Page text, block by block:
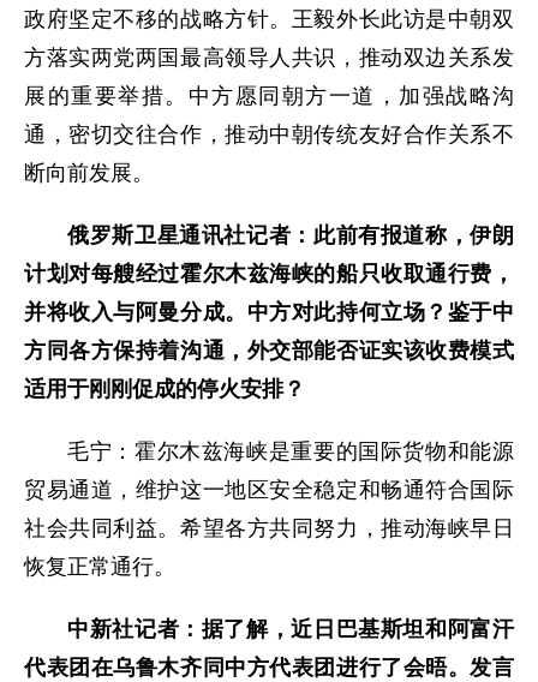
政府坚定不移的战略方针。王毅外长此访是中朝双
方落实两党两国最高领导人共识，推动双边关系发
展的重要举措。中方愿同朝方一道，加强战略沟
通，密切交往合作，推动中朝传统友好合作关系不
断向前发展。
俄罗斯卫星通讯社记者：此前有报道称，伊朗
计划对每艘经过霍尔木兹海峡的船只收取通行费，
并将收入与阿曼分成。中方对此持何立场？鉴于中
方同各方保持着沟通，外交部能否证实该收费模式
适用于刚刚促成的停火安排？
毛宁：霍尔木兹海峡是重要的国际货物和能源
贸易通道，维护这一地区安全稳定和畅通符合国际
社会共同利益。希望各方共同努力，推动海峡早日
恢复正常通行。
中新社记者：据了解，近日巴基斯坦和阿富汗
代表团在乌鲁木齐同中方代表团进行了会晤。发言